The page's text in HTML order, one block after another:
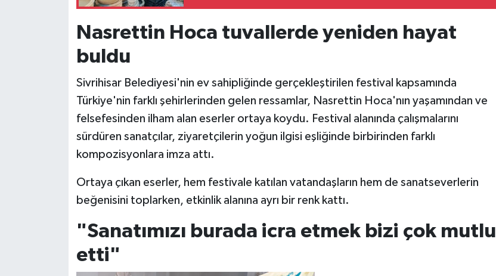
Nasrettin Hoca tuvallerde yeniden hayat
buldu
Sivrihisar Belediyesi'nin ev sahipliğinde gerçekleştirilen festival kapsamında
Türkiye'nin farklı şehirlerinden gelen ressamlar, Nasrettin Hoca'nın yaşamından ve
felsefesinden ilham alan eserler ortaya koydu. Festival alanında çalışmalarını
sürdüren sanatçılar, ziyaretçilerin yoğun ilgisi eşliğinde birbirinden farklı
kompozisyonlara imza attı.
Ortaya çıkan eserler, hem festivale katılan vatandaşların hem de sanatseverlerin
beğenisini toplarken, etkinlik alanına ayrı bir renk kattı.
"Sanatımızı burada icra etmek bizi çok mutlu
etti"